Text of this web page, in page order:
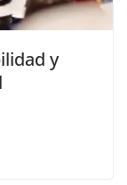
y